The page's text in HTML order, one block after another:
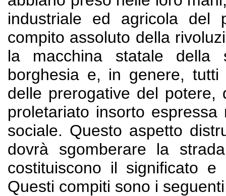
industriale ed agricola del
compito assoluto della
la macchina statale della
borghesia e, in genere, tutti
delle prerogative del
proletariato insorto
sociale. Questo aspetto
dovrà sgomberare la
costituiscono il significato e
Questi compiti sono i